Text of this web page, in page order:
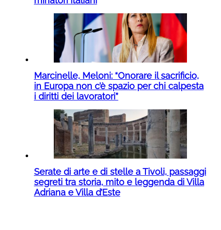
Marcinelle, Meloni: “Onorare il sacrificio,
in Europa non c’è spazio per chi calpesta
i diritti dei lavoratori”
Serate di arte e di stelle a Tivoli, passaggi
segreti tra storia, mito e leggenda di Villa
Adriana e Villa d’Este